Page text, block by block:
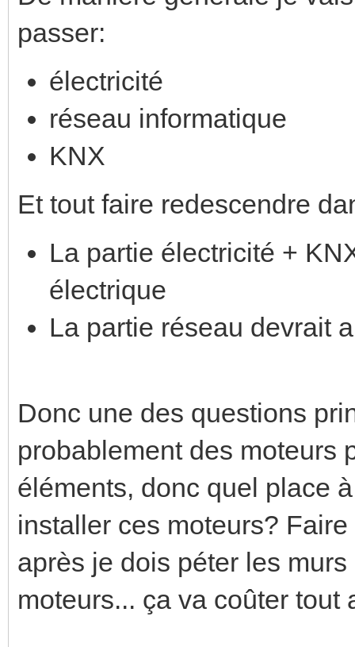
passer:
électricité
réseau informatique
KNX
Et tout faire redescendre
La partie électricité +
électrique
La partie réseau devrait
Donc une des questions
probablement des moteurs
éléments, donc quel place
installer ces moteurs?
après je dois péter les
moteurs... ça va coûter